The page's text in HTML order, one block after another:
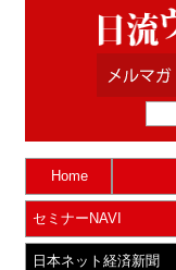
Home
セミナーNAVI
日本ネット経済新聞